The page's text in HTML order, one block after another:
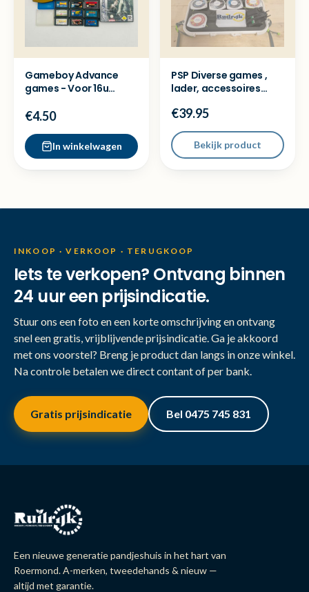
Gameboy Advance
games - Voor 16u
dag verz
€4.50
In winkelwagen
PSP Diverse games ,
lader, accessoires
€39.95
Bekijk product
INKOOP · VERKOOP · TERUGKOOP
Iets te verkopen? Ontvang binnen
24 uur een prijsindicatie.
Stuur ons een foto en een korte omschrijving en ontvang
snel een gratis, vrijblijvende prijsindicatie. Ga je akkoord
met ons voorstel? Breng je product dan langs in onze winkel.
Na controle betalen we direct contant of per bank.
Gratis prijsindicatie Bel 0475 745 831
Een nieuwe generatie pandjeshuis in het hart van
Roermond. A-merken, tweedehands & nieuw —
altijd met garantie.